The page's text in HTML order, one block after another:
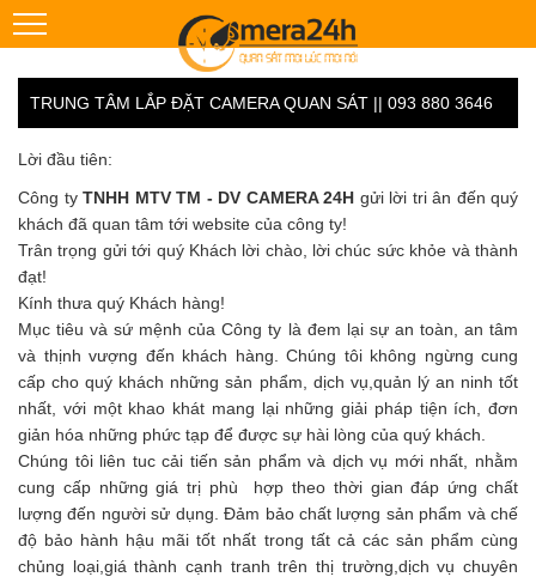
TRUNG TÂM LẮP ĐẶT CAMERA QUAN SÁT || 093 880 3646
Lời đầu tiên:
Công ty TNHH MTV TM - DV CAMERA 24H gửi lời tri ân đến quý
khách đã quan tâm tới website của công ty!
Trân trọng gửi tới quý Khách lời chào, lời chúc sức khỏe và thành
đạt!
Kính thưa quý Khách hàng!
Mục tiêu và sứ mệnh của Công ty là đem lại sự an toàn, an tâm
và thịnh vượng đến khách hàng. Chúng tôi không ngừng cung
cấp cho quý khách những sản phẩm, dịch vụ,quản lý an ninh tốt
nhất, với một khao khát mang lại những giải pháp tiện ích, đơn
giản hóa những phức tạp để được sự hài lòng của quý khách.
Chúng tôi liên tuc cải tiến sản phẩm và dịch vụ mới nhất, nhằm
cung cấp những giá trị phù hợp theo thời gian đáp ứng chất
lượng đến người sử dụng. Đảm bảo chất lượng sản phẩm và chế
độ bảo hành hậu mãi tốt nhất trong tất cả các sản phẩm cùng
chủng loại,giá thành cạnh tranh trên thị trường,dịch vụ chuyên